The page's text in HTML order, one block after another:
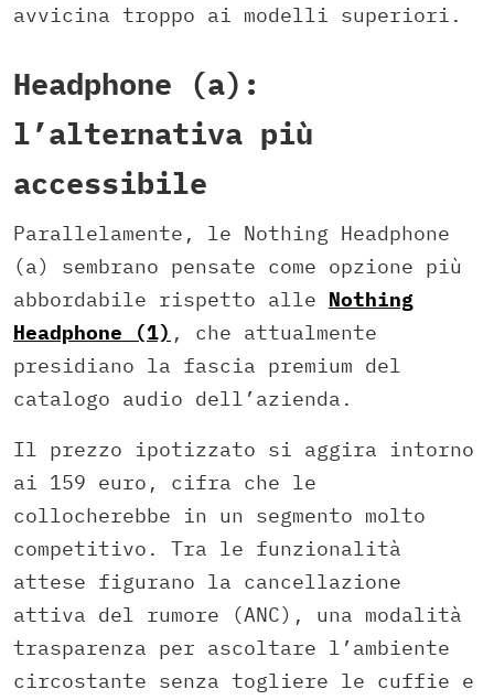
avvicina troppo ai modelli superiori.
Headphone (a):
l’alternativa più
accessibile
Parallelamente, le Nothing Headphone
(a) sembrano pensate come opzione più
abbordabile rispetto alle Nothing
Headphone (1) , che attualmente
presidiano la fascia premium del
catalogo audio dell’azienda.
Il prezzo ipotizzato si aggira intorno
ai 159 euro, cifra che le
collocherebbe in un segmento molto
competitivo. Tra le funzionalità
attese figurano la cancellazione
attiva del rumore (ANC), una modalità
trasparenza per ascoltare l’ambiente
circostante senza togliere le cuffie e